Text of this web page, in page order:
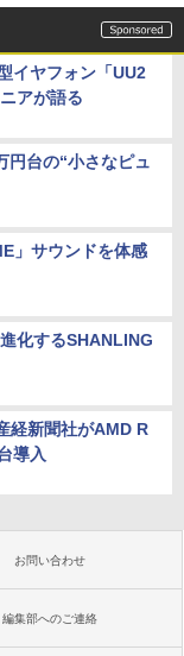
イヤフォン「UU2
アが語る
円台の“小さなピュ
」サウンドを体感
化するSHANLING
経新聞社がAMD R
導入
お問い合わせ
編集部へのご連絡